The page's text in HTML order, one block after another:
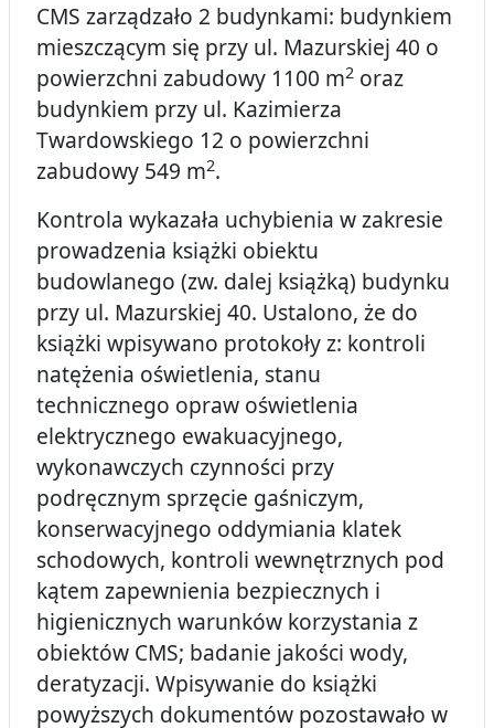
CMS zarządzało 2 budynkami: budynkiem
mieszczącym się przy ul. Mazurskiej 40 o
powierzchni zabudowy 1100 m2 oraz
budynkiem przy ul. Kazimierza
Twardowskiego 12 o powierzchni
zabudowy 549 m2.
Kontrola wykazała uchybienia w zakresie
prowadzenia książki obiektu
budowlanego (zw. dalej książką) budynku
przy ul. Mazurskiej 40. Ustalono, że do
książki wpisywano protokoły z: kontroli
natężenia oświetlenia, stanu
technicznego opraw oświetlenia
elektrycznego ewakuacyjnego,
wykonawczych czynności przy
podręcznym sprzęcie gaśniczym,
konserwacyjnego oddymiania klatek
schodowych, kontroli wewnętrznych pod
kątem zapewnienia bezpiecznych i
higienicznych warunków korzystania z
obiektów CMS; badanie jakości wody,
deratyzacji. Wpisywanie do książki
powyższych dokumentów pozostawało w